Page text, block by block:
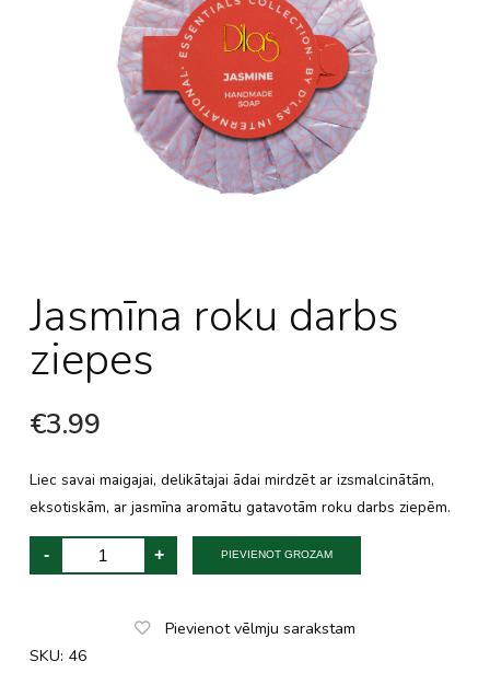
Jasmīna roku darbs
ziepes
€3.99
Liec savai maigajai, delikātajai ādai mirdzēt ar izsmalcinātām,
eksotiskām, ar jasmīna aromātu gatavotām roku darbs ziepēm.
-
Jasmine
Handmade
Soap
+ PIEVIENOT GROZAM
Pievienot vēlmju sarakstam
SKU: 46